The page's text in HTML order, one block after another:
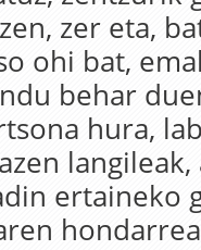
zer eta,
ohi bat,
behar
hura,
ertaineko